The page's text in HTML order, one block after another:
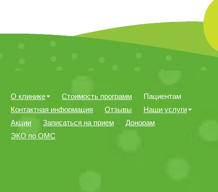
О клинике Стоимость программ
Пациентам
Контактная информация
Отзывы
Наши услуги
Акции
Записаться на прием
Донорам
ЭКО по ОМС